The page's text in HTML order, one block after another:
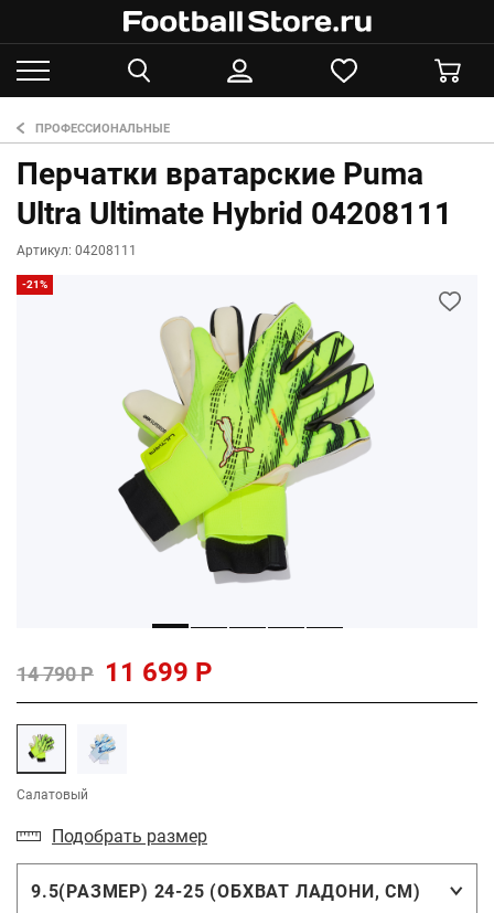
ПРОФЕССИОНАЛЬНЫЕ
Перчатки вратарские Puma
Ultra Ultimate Hybrid 04208111
Артикул: 04208111
-21%
14 790 Р 11 699 Р
Салатовый
Подобрать размер
9.5(РАЗМЕР) 24-25 (ОБХВАТ ЛАДОНИ, СМ)